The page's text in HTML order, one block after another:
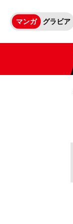
マンガ グラビア